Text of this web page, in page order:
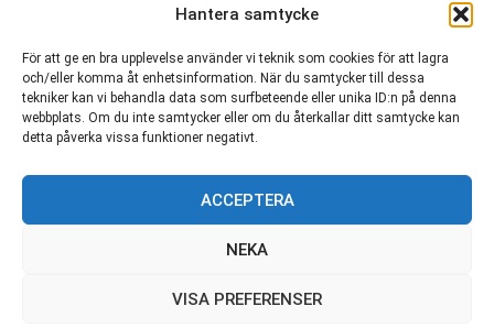
Hantera samtycke
För att ge en bra upplevelse använder vi teknik som cookies för att lagra
och/eller komma åt enhetsinformation. När du samtycker till dessa
tekniker kan vi behandla data som surfbeteende eller unika ID:n på denna
webbplats. Om du inte samtycker eller om du återkallar ditt samtycke kan
detta påverka vissa funktioner negativt.
ACCEPTERA
NEKA
VISA PREFERENSER
© SC Saragoza r.f. 1996-2026